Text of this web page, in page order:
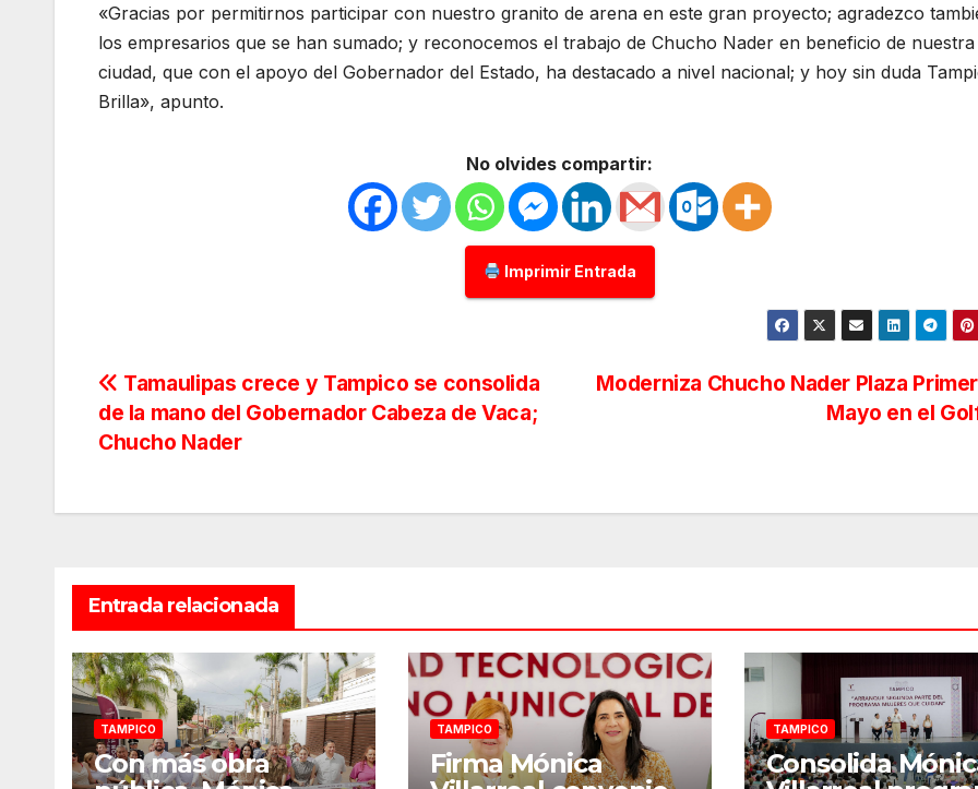
«Gracias por permitirnos participar con nuestro granito de arena en este gran proyecto; agradezco
los empresarios que se han sumado; y reconocemos el trabajo de Chucho Nader en beneficio de nuestra
ciudad, que con el apoyo del Gobernador del Estado, ha destacado a nivel nacional; y hoy sin duda
Brilla», apunto.
No olvides compartir:
Imprimir Entrada
Navegación
de
Moderniza Chucho Nader Plaza
Mayo en el
Tamaulipas crece y Tampico se consolida
de la mano del Gobernador Cabeza de Vaca;
Chucho Nader
Entrada relacionada
TAMPICO
Con más obra
TAMPICO
Firma Mónica
TAMPICO
Consolida